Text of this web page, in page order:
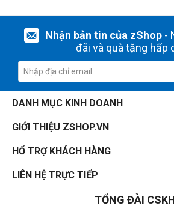
Nhận bản tin của zShop-
đãi và quà tặng hấp
DANH MỤC KINH DOANH
GIỚI THIỆU ZSHOP.VN
HỔ TRỢ KHÁCH HÀNG
LIÊN HỆ TRỰC TIẾP
TỔNG ĐÀI